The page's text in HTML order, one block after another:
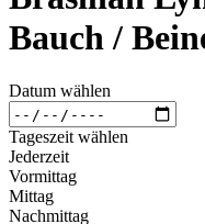
Bauch /
Datum wählen
Tageszeit wählen
Jederzeit
Vormittag
Mittag
Nachmittag